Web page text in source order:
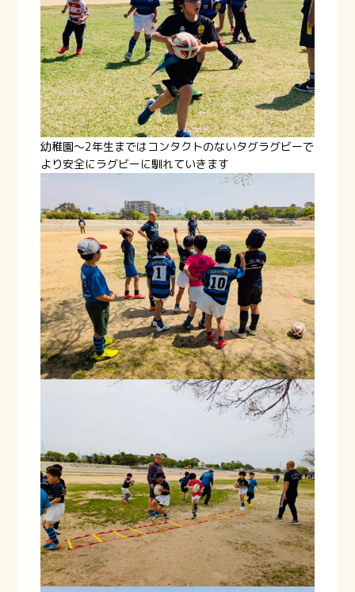
幼稚園～2年生まではコンタクトのないタグラグビーで
より安全にラグビーに馴れていきます